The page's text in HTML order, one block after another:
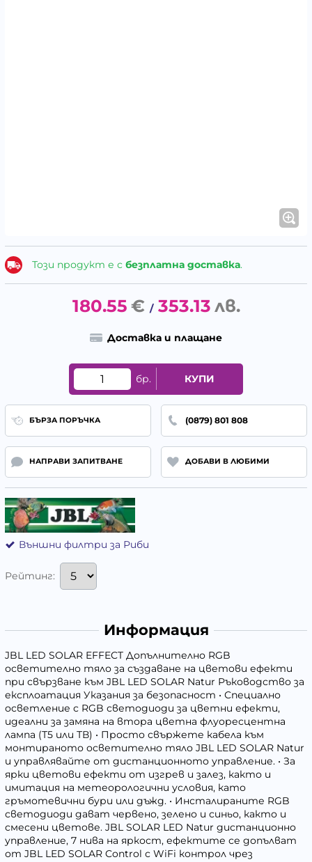
Този продукт е с безплатна доставка.
180.55 € / 353.13 лв.
Доставка и плащане
бр. КУПИ
БЪРЗА ПОРЪЧКА (0879) 801 808
НАПРАВИ ЗАПИТВАНЕ ДОБАВИ В ЛЮБИМИ
Външни филтри за Риби
Рейтинг:
Информация
JBL LED SOLAR EFFECT Допълнително RGB
осветително тяло за създаване на цветови ефекти
при свързване към JBL LED SOLAR Natur Ръководство за
експлоатация Указания за безопасност • Специално
осветление с RGB светодиоди за цветни ефекти,
идеални за замяна на втора цветна флуоресцентна
лампа (Т5 или ТВ) • Просто свържете кабела към
монтираното осветително тяло JBL LED SOLAR Natur
и управлявайте от дистанционното управление. • За
ярки цветови ефекти от изгрев и залез, както и
имитация на метеорологични условия, като
гръмотевични бури или дъжд. • Инсталираните RGB
светодиоди дават червено, зелено и синьо, както и
смесени цветове. JBL SOLAR LED Natur дистанционно
управление, 7 нива на яркост, ефектите се допълват
от JBL LED SOLAR Control с WiFi контрол чрез